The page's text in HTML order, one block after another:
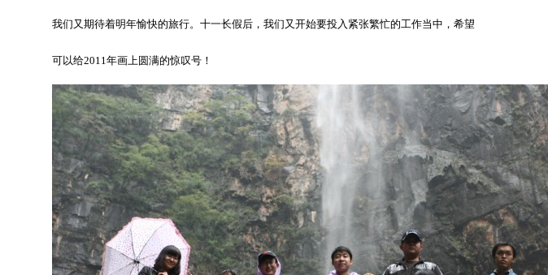
我们又期待着明年愉快的旅行。十一长假后，我们又开始要投入紧张繁忙的工作当中，希望
可以给2011年画上圆满的惊叹号！